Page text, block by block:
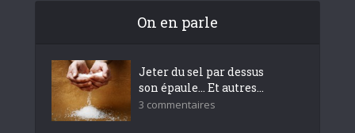
On en parle
Jeter du sel par dessus
son épaule… Et autres...
3 commentaires